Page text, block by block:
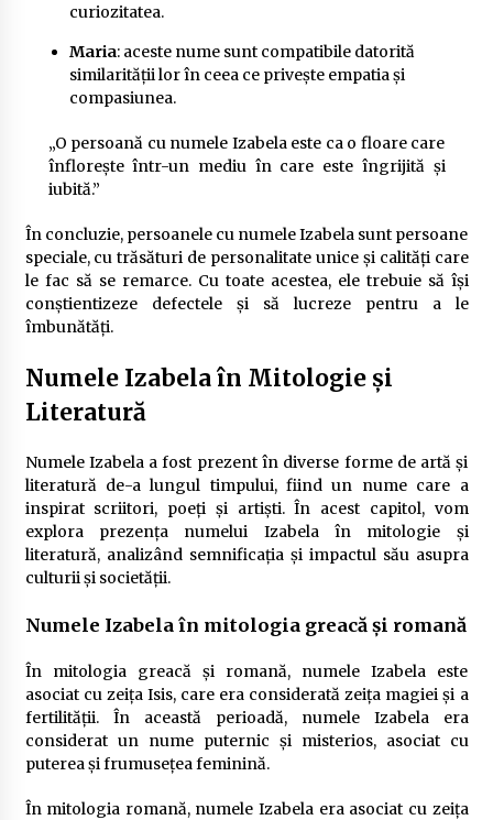
curiozitatea.
Maria: aceste nume sunt compatibile datorită
similarității lor în ceea ce privește empatia și
compasiunea.
„O persoană cu numele Izabela este ca o floare care
înflorește într-un mediu în care este îngrijită și
iubită.”
În concluzie, persoanele cu numele Izabela sunt persoane
speciale, cu trăsături de personalitate unice și calități care
le fac să se remarce. Cu toate acestea, ele trebuie să își
conștientizeze defectele și să lucreze pentru a le
îmbunătăți.
Numele Izabela în Mitologie și
Literatură
Numele Izabela a fost prezent în diverse forme de artă și
literatură de-a lungul timpului, fiind un nume care a
inspirat scriitori, poeți și artiști. În acest capitol, vom
explora prezența numelui Izabela în mitologie și
literatură, analizând semnificația și impactul său asupra
culturii și societății.
Numele Izabela în mitologia greacă și romană
În mitologia greacă și romană, numele Izabela este
asociat cu zeița Isis, care era considerată zeița magiei și a
fertilității. În această perioadă, numele Izabela era
considerat un nume puternic și misterios, asociat cu
puterea și frumusețea feminină.
În mitologia romană, numele Izabela era asociat cu zeița